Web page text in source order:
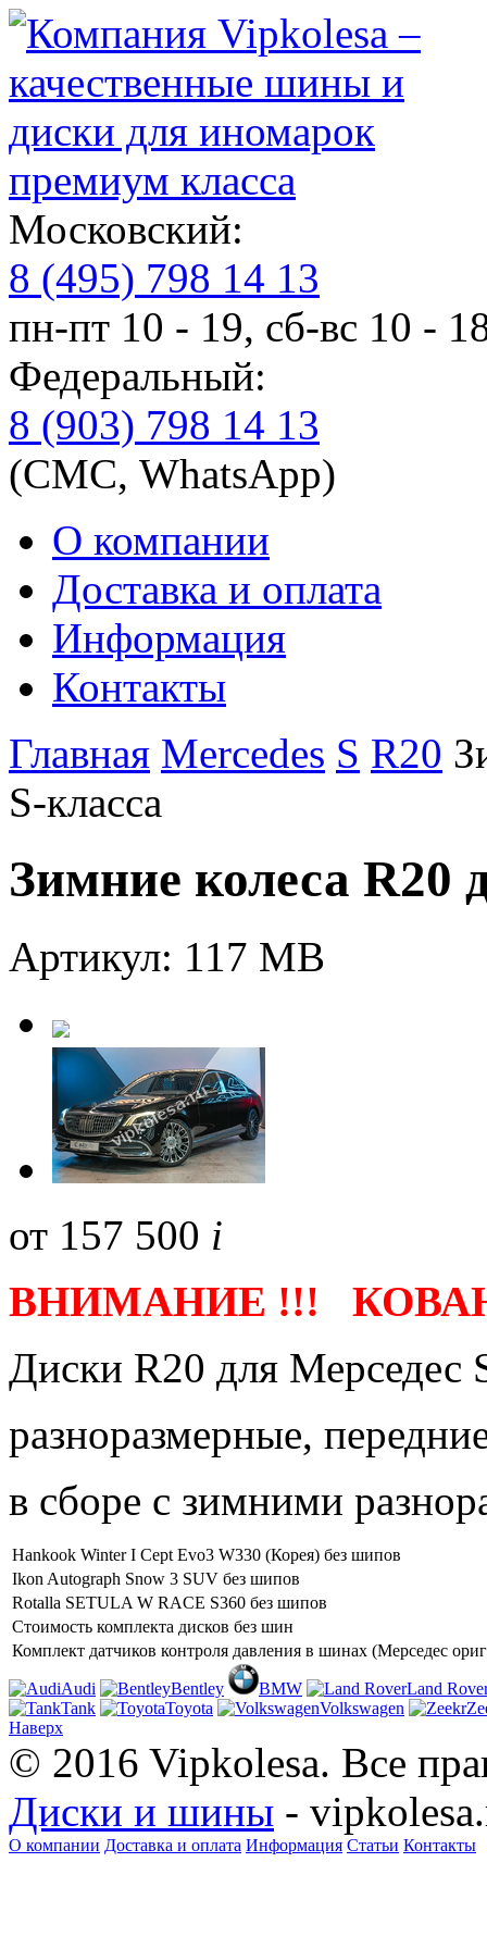
премиум класса
Московский:
8 (495) 798 14 13
пн-пт 10 - 19, сб-вс 10 -
Федеральный:
8 (903) 798 14 13
(СМС, WhatsApp)
О компании
Доставка и оплата
Информация
Контакты
Главная Mercedes S R20
S-класса
Зимние колеса R20
Артикул: 117 MB
от 157 500 i
ВНИМАНИЕ !!!
Диски R20 для Мерседес
разноразмерные,
в сборе с зимними
Hankook Winter I Cept Evo3 W330 (Корея) без шипов
Ikon Autograph Snow 3 SUV без шипов
Rotalla SETULA W RACE S360 без шипов
Стоимость комплекта дисков без шин
Комплект датчиков контроля давления в шинах (Мерседес
Audi Bentley BMW
Land
Tank
Toyota Volkswagen
Наверх
© 2016 Vipkolesa. Все
Диски и шины -
О компании Доставка и оплата Информация Статьи Контакты